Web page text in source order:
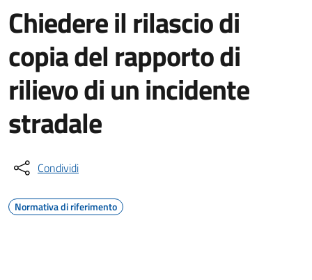
Chiedere il rilascio di
copia del rapporto di
rilievo di un incidente
stradale
Condividi
Normativa di riferimento